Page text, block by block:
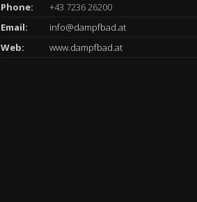
Phone:
+43 7236 26200
Email:
info@dampfbad.at
Web:
www.dampfbad.at